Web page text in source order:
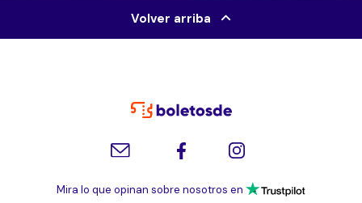
Volver arriba
Mira lo que opinan sobre nosotros en